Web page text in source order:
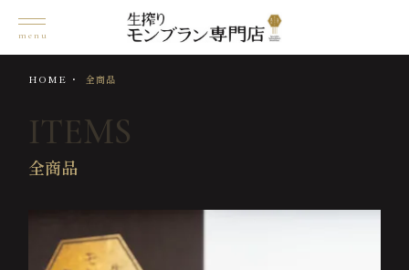
HOME 全商品
ITEMS
全商品